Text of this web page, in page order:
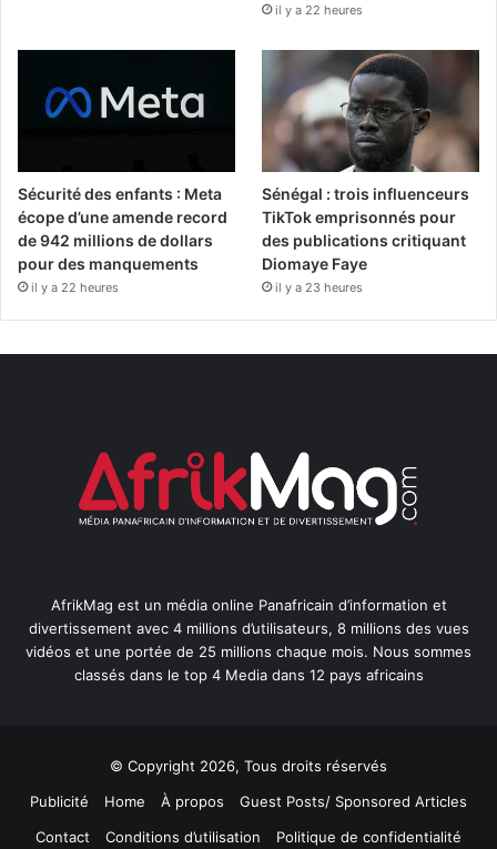
il y a 22 heures
Sécurité des enfants : Meta
écope d’une amende record
de 942 millions de dollars
pour des manquements
il y a 22 heures
Sénégal : trois influenceurs
TikTok emprisonnés pour
des publications critiquant
Diomaye Faye
il y a 23 heures
AfrikMag est un média online Panafricain d’information et
divertissement avec 4 millions d’utilisateurs, 8 millions des vues
vidéos et une portée de 25 millions chaque mois. Nous sommes
classés dans le top 4 Media dans 12 pays africains
© Copyright 2026, Tous droits réservés
Publicité
Home À propos
Guest Posts/ Sponsored Articles
Contact
Conditions d’utilisation
Politique de confidentialité